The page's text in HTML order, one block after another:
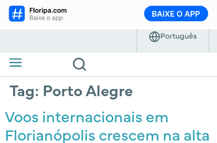
Tag: Porto Alegre
Voos internacionais em
Florianópolis crescem na alta